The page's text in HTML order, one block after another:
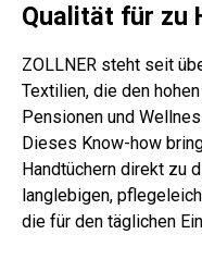
Qualität für zu
ZOLLNER steht seit
Textilien, die den
Pensionen und
Dieses Know-how
Handtüchern direkt zu
langlebigen,
die für den täglichen